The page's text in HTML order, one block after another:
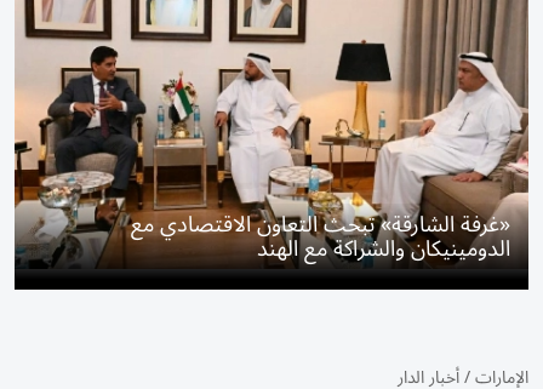
«غرفة الشارقة» تبحث التعاون الاقتصادي مع
الدومينيكان والشراكة مع الهند
الإمارات/أخبار الدار